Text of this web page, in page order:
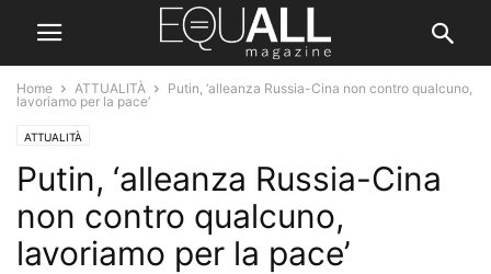
Home ATTUALITÀ
Putin, ‘alleanza Russia-Cina non contro qualcuno,
lavoriamo per la pace’
ATTUALITÀ
Putin, ‘alleanza Russia-Cina
non contro qualcuno,
lavoriamo per la pace’